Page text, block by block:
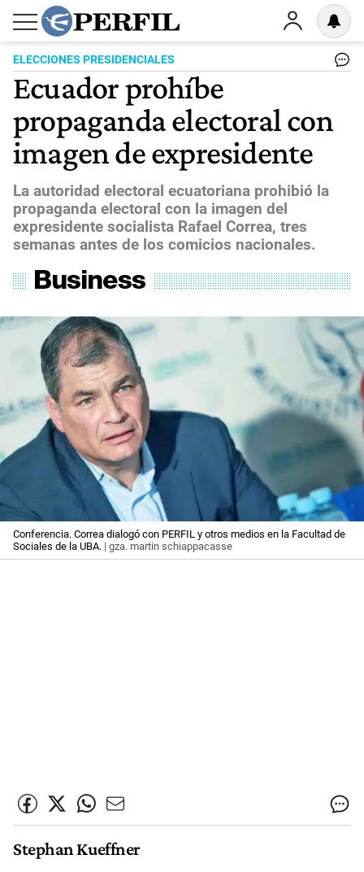
ELECCIONES PRESIDENCIALES
Ecuador prohíbe
propaganda electoral con
imagen de expresidente
La autoridad electoral ecuatoriana prohibió la
propaganda electoral con la imagen del
expresidente socialista Rafael Correa, tres
semanas antes de los comicios nacionales.
Conferencia. Correa dialogó con PERFIL y otros medios en la Facultad de
Sociales de la UBA. | gza. martin schiappacasse
Stephan Kueffner